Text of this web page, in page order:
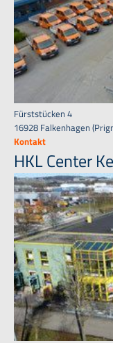
Fürststücken 4
16928 Falkenhagen
Kontakt
HKL Center